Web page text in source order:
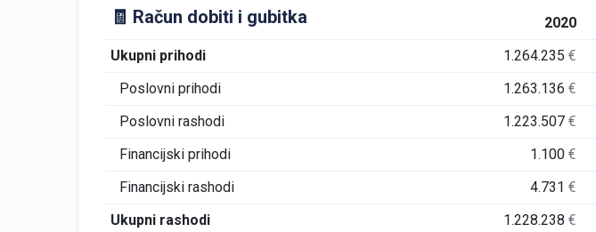
🧾 Račun dobiti i gubitka
2020
Ukupni prihodi
1.264.235€
Poslovni prihodi
1.263.136€
Poslovni rashodi
1.223.507€
Financijski prihodi
1.100€
Financijski rashodi
4.731€
Ukupni rashodi
1.228.238€